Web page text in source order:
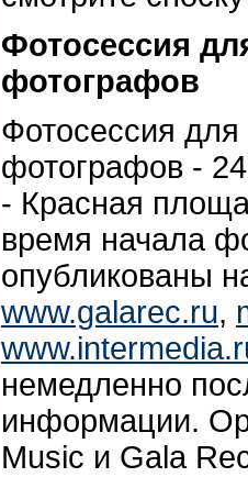
Фотосессия
фотографов
Фотосессия для
фотографов -
- Красная
время начала
опубликованы
www.galarec.ru,
немедленно
информации.
Music и Gala